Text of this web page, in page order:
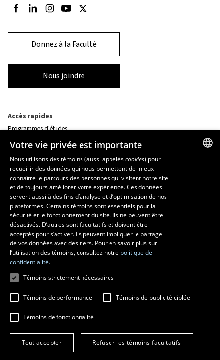
Suivez-nous sur Facebook
Suivez-nous sur LinkedIn
Suivez-nous sur Instagram
Suivez-nous sur Youtube
Suivez-nous sur Twitter
Donnez à la Faculté
Nous joindre
Accès rapides
Programmes d'études
Nos départements et école
Foire aux questions
Ressources
monPortail
MESURES D'URGENCE
Composer le418 656-5555
© 2026 Université Laval
Tous droits réservés
Conditions générales d'utilisation
Fraude en ligne
Votre vie privée est importante
Nous utilisons des témoins (aussi appeléscookies) pour
recueillir des données qui nous permettent de mieux
connaître le parcours des personnes qui visitent notre site
et de toujours améliorer votre expérience. Ces données
servent aussi à des fins d’analyse et d’optimisation de nos
plateformes. Certains témoins sont essentiels pour la
sécurité et le fonctionnement du site. Ils ne peuvent être
désactivés. D’autres sont facultatifs et doivent être
acceptés pour s’activer. Ils peuvent impliquer le partage
de vos données avec des tiers. Pour en savoir plus sur
l’utilisation des témoins, consultez notre politique de
confidentialité.
Témoins strictement nécessaires
Témoins de performance Témoins de publicité ciblée
Témoins de fonctionnalité
Tout accepter Refuser les témoins facultatifs